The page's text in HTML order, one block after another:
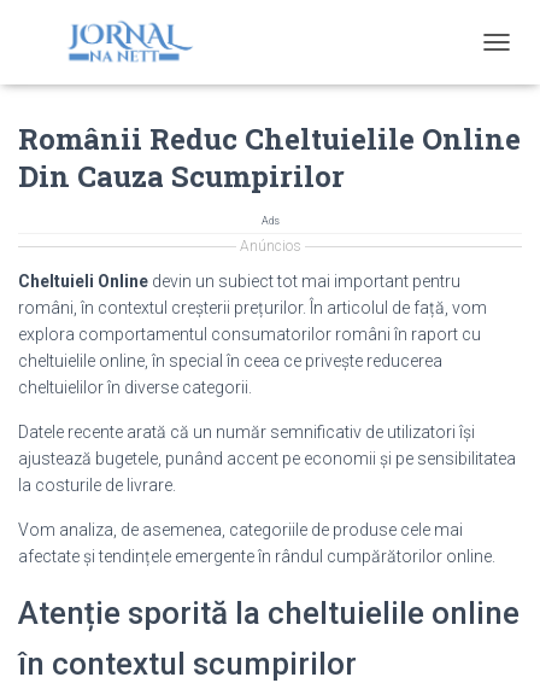
O
L
V
Românii Reduc Cheltuielile Online
Din Cauza Scumpirilor
Ads
Anúncios
Cheltuieli Online devin un subiect tot mai important pentru
români, în contextul creșterii prețurilor. În articolul de față, vom
explora comportamentul consumatorilor români în raport cu
cheltuielile online, în special în ceea ce privește reducerea
cheltuielilor în diverse categorii.
Datele recente arată că un număr semnificativ de utilizatori își
ajustează bugetele, punând accent pe economii și pe sensibilitatea
la costurile de livrare.
Vom analiza, de asemenea, categoriile de produse cele mai
afectate și tendințele emergente în rândul cumpărătorilor online.
Atenție sporită la cheltuielile online
în contextul scumpirilor